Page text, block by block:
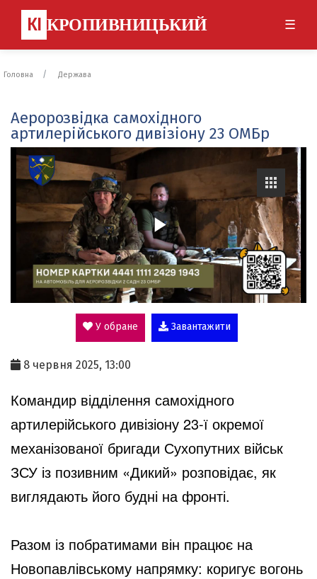
КІ КРОПИВНИЦЬКИЙ ☰
Головна Держава
Аеророзвідка самохідного
артилерійського дивізіону 23 ОМБр
P
l
a
y
V
i
d
У обране Завантажити
8 червня 2025, 13:00
Командир відділення самохідного
артилерійського дивізіону 23-ї окремої
механізованої бригади Сухопутних військ
ЗСУ із позивним «Дикий» розповідає, як
виглядають його будні на фронті.
Разом із побратимами він працює на
Новопавлівському напрямку: коригує вогонь